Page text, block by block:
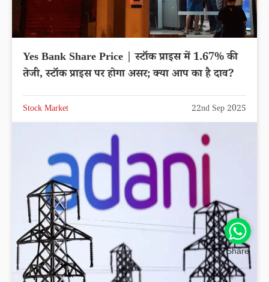
Yes Bank Share Price | स्टॉक प्राइस में 1.67% की
तेजी, स्टॉक प्राइस पर होगा असर; क्या आप का है दाव?
Stock Market 22nd Sep 2025
Share